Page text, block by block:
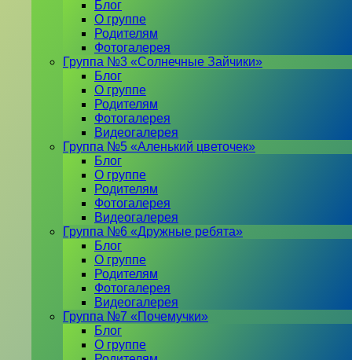
Блог
О группе
Родителям
Фотогалерея
Группа №3 «Солнечные Зайчики»
Блог
О группе
Родителям
Фотогалерея
Видеогалерея
Группа №5 «Аленький цветочек»
Блог
О группе
Родителям
Фотогалерея
Видеогалерея
Группа №6 «Дружные ребята»
Блог
О группе
Родителям
Фотогалерея
Видеогалерея
Группа №7 «Почемучки»
Блог
О группе